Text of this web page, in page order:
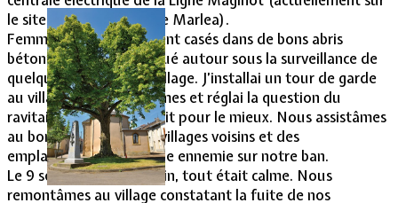
le site du Poney-Club de Marlea).
Femmes et enfants furent casés dans de bons abris
bétonnés, le bétail parqué autour sous la surveillance de
quelques vieillards du village. J’installai un tour de garde
au village pour les hommes et réglai la question du
ravitaillement. Tout allait pour le mieux. Nous assistâmes
au bombardement des villages voisins et des
emplacements d’artillerie ennemie sur notre ban.
Le 9 septembre, au matin, tout était calme. Nous
remontâmes au village constatant la fuite de nos